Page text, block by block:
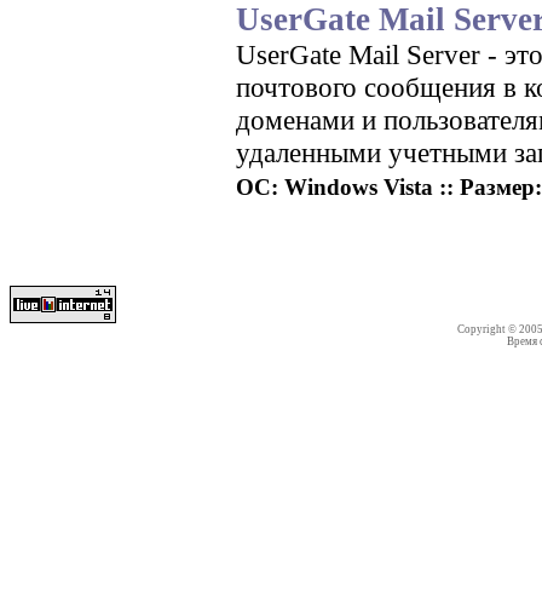
UserGate Mail
UserGate Mail Server -
почтового сообщения в
доменами и
удаленными учетными
ОС: Windows Vista ::
Copyright ©
Время